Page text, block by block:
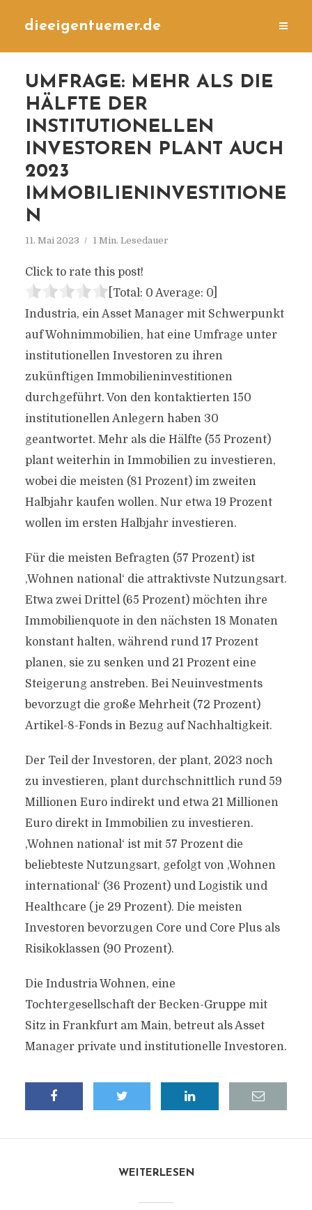
dieeigentuemer.de
UMFRAGE: MEHR ALS DIE
HÄLFTE DER
INSTITUTIONELLEN
INVESTOREN PLANT AUCH
2023
IMMOBILIENINVESTITIONE
N
11. Mai 2023 1 Min. Lesedauer
Click to rate this post!
[Total: 0 Average: 0]
Industria, ein Asset Manager mit Schwerpunkt
auf Wohnimmobilien, hat eine Umfrage unter
institutionellen Investoren zu ihren
zukünftigen Immobilieninvestitionen
durchgeführt. Von den kontaktierten 150
institutionellen Anlegern haben 30
geantwortet. Mehr als die Hälfte (55 Prozent)
plant weiterhin in Immobilien zu investieren,
wobei die meisten (81 Prozent) im zweiten
Halbjahr kaufen wollen. Nur etwa 19 Prozent
wollen im ersten Halbjahr investieren.
Für die meisten Befragten (57 Prozent) ist
‚Wohnen national‘ die attraktivste Nutzungsart.
Etwa zwei Drittel (65 Prozent) möchten ihre
Immobilienquote in den nächsten 18 Monaten
konstant halten, während rund 17 Prozent
planen, sie zu senken und 21 Prozent eine
Steigerung anstreben. Bei Neuinvestments
bevorzugt die große Mehrheit (72 Prozent)
Artikel-8-Fonds in Bezug auf Nachhaltigkeit.
Der Teil der Investoren, der plant, 2023 noch
zu investieren, plant durchschnittlich rund 59
Millionen Euro indirekt und etwa 21 Millionen
Euro direkt in Immobilien zu investieren.
‚Wohnen national‘ ist mit 57 Prozent die
beliebteste Nutzungsart, gefolgt von ‚Wohnen
international‘ (36 Prozent) und Logistik und
Healthcare (je 29 Prozent). Die meisten
Investoren bevorzugen Core und Core Plus als
Risikoklassen (90 Prozent).
Die Industria Wohnen, eine
Tochtergesellschaft der Becken-Gruppe mit
Sitz in Frankfurt am Main, betreut als Asset
Manager private und institutionelle Investoren.
WEITERLESEN